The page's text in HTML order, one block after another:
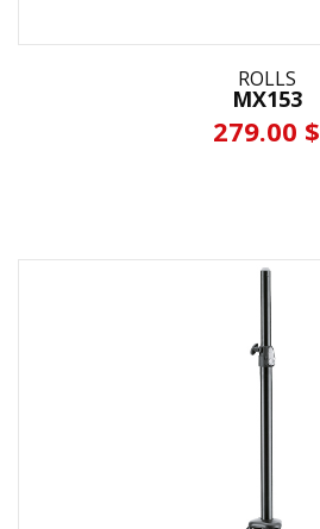
ROLLS
MX153
279.00 $